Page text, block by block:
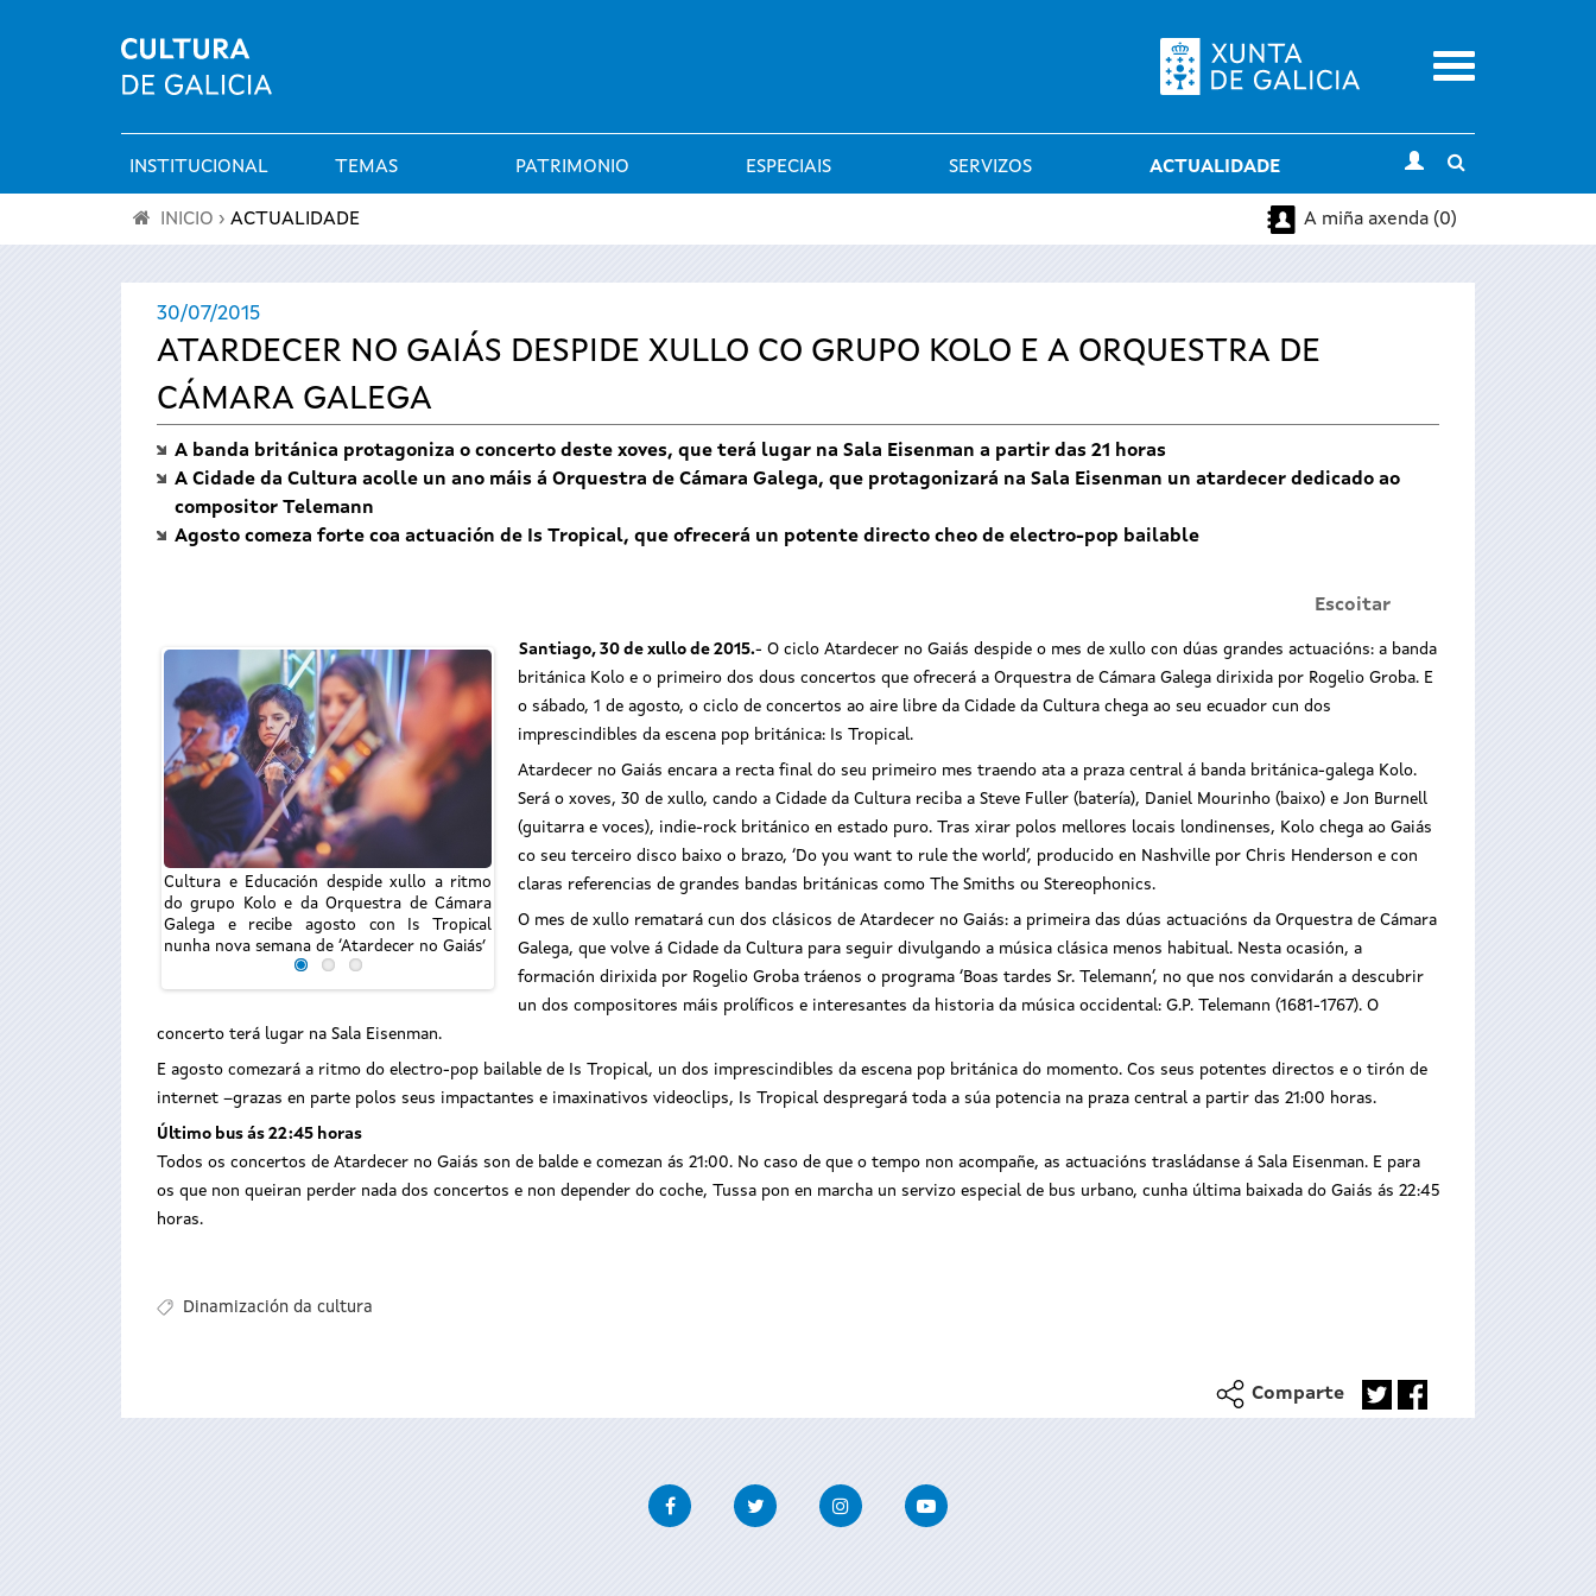
Menu
Menú
principal
INSTITUCIONAL TEMAS PATRIMONIO ESPECIAIS SERVIZOS ACTUALIDADE
search
está
INICIO › ACTUALIDADE A miña axenda (0)
30/07/2015
ATARDECER NO GAIÁS DESPIDE XULLO CO GRUPO KOLO E A ORQUESTRA DE
CÁMARA GALEGA
A banda británica protagoniza o concerto deste xoves, que terá lugar na Sala Eisenman a partir das 21 horas
A Cidade da Cultura acolle un ano máis á Orquestra de Cámara Galega, que protagonizará na Sala Eisenman un atardecer dedicado ao
compositor Telemann
Agosto comeza forte coa actuación de Is Tropical, que ofrecerá un potente directo cheo de electro-pop bailable
Escoitar
Cultura e Educación despide xullo a ritmo
do grupo Kolo e da Orquestra de Cámara
Galega e recibe agosto con Is Tropical
nunha nova semana de ‘Atardecer no Gaiás’
Cultura e Educación despide xullo a ritmo
Galega e recibe agosto con Is Tropical
nunha nova semana de ‘Atardecer no Gaiás’
Cultura e Educación despide xullo a ritmo
Galega e recibe agosto con Is Tropical
nunha nova semana de ‘Atardecer no Gaiás’
Santiago, 30 de xullo de 2015.- O ciclo Atardecer no Gaiás despide o mes de xullo con dúas grandes actuacións: a banda
británica Kolo e o primeiro dos dous concertos que ofrecerá a Orquestra de Cámara Galega dirixida por Rogelio Groba. E
o sábado, 1 de agosto, o ciclo de concertos ao aire libre da Cidade da Cultura chega ao seu ecuador cun dos
imprescindibles da escena pop británica: Is Tropical.
Atardecer no Gaiás encara a recta final do seu primeiro mes traendo ata a praza central á banda británica-galega Kolo.
Será o xoves, 30 de xullo, cando a Cidade da Cultura reciba a Steve Fuller (batería), Daniel Mourinho (baixo) e Jon Burnell
(guitarra e voces), indie-rock británico en estado puro. Tras xirar polos mellores locais londinenses, Kolo chega ao Gaiás
co seu terceiro disco baixo o brazo, ‘Do you want to rule the world’, producido en Nashville por Chris Henderson e con
claras referencias de grandes bandas británicas como The Smiths ou Stereophonics.
O mes de xullo rematará cun dos clásicos de Atardecer no Gaiás: a primeira das dúas actuacións da Orquestra de Cámara
Galega, que volve á Cidade da Cultura para seguir divulgando a música clásica menos habitual. Nesta ocasión, a
formación dirixida por Rogelio Groba tráenos o programa ‘Boas tardes Sr. Telemann’, no que nos convidarán a descubrir
un dos compositores máis prolíficos e interesantes da historia da música occidental: G.P. Telemann (1681-1767). O
concerto terá lugar na Sala Eisenman.
E agosto comezará a ritmo do electro-pop bailable de Is Tropical, un dos imprescindibles da escena pop británica do momento. Cos seus potentes directos e o tirón de
internet –grazas en parte polos seus impactantes e imaxinativos videoclips, Is Tropical despregará toda a súa potencia na praza central a partir das 21:00 horas.
Último bus ás 22:45 horas
Todos os concertos de Atardecer no Gaiás son de balde e comezan ás 21:00. No caso de que o tempo non acompañe, as actuacións trasládanse á Sala Eisenman. E para
os que non queiran perder nada dos concertos e non depender do coche, Tussa pon en marcha un servizo especial de bus urbano, cunha última baixada do Gaiás ás 22:45
horas.
Dinamización da cultura
Comparte
FacebookTwitter InstagramYoutube